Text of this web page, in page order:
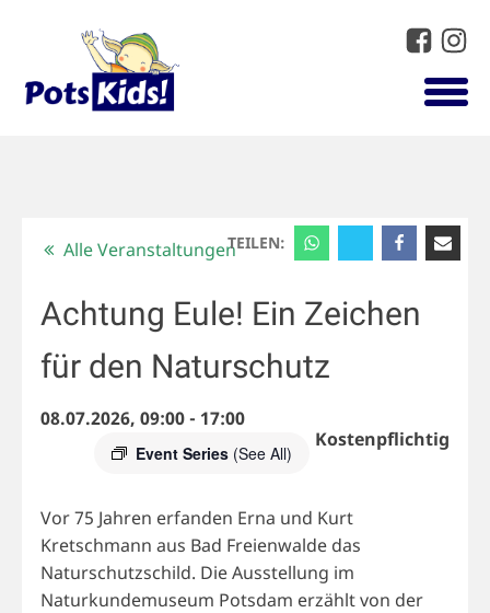
TEILEN:
Alle Veranstaltungen
Achtung Eule! Ein Zeichen
für den Naturschutz
08.07.2026, 09:00- 17:00
Event Series (See All)
Kostenpflichtig
Vor 75 Jahren erfanden Erna und Kurt
Kretschmann aus Bad Freienwalde das
Naturschutzschild. Die Ausstellung im
Naturkundemuseum Potsdam erzählt von der